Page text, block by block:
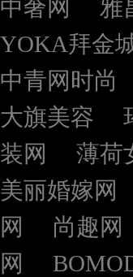
中奢网
雅
YOKA拜金
中青网时尚
大旗美容
装网
薄荷
美丽婚嫁网
网
尚趣网
网